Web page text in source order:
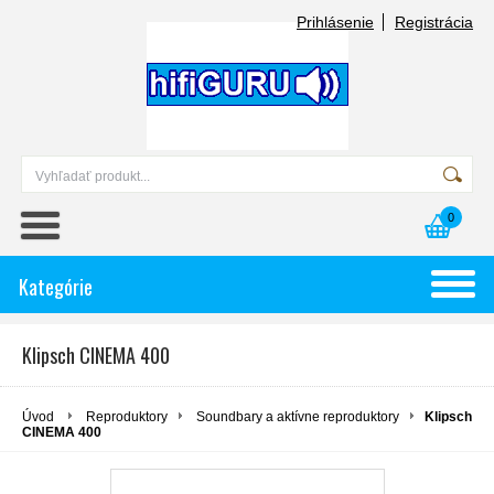
Prihlásenie Registrácia
0
Kategórie
Klipsch CINEMA 400
Úvod Reproduktory Soundbary a aktívne reproduktory
Klipsch
CINEMA 400